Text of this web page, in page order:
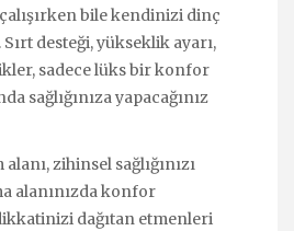
bile kendinizi dinç
desteği, yükseklik ayarı,
sadece lüks bir konfor
sağlığınıza yapacağınız
zihinsel sağlığınızı
alanınızda konfor
dağıtan etmenleri